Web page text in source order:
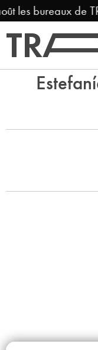
les bureaux de